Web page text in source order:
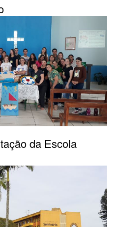
da Escola